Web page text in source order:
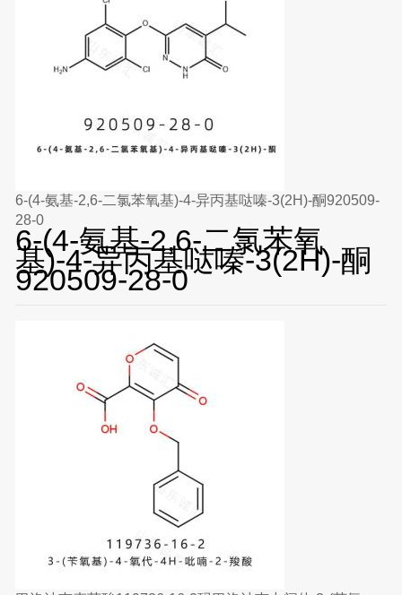
6-(4-氨基-2,6-二氯苯氧基)-4-异丙基哒嗪-3(2H)-酮920509-
28-0
6-(4-氨基-2,6-二氯苯氧
基)-4-异丙基哒嗪-3(2H)-酮
920509-28-0